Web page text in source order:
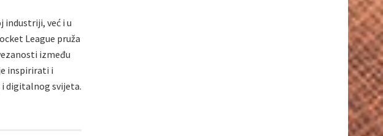
industriji, već i u
League pruža
između
inspirirati i
digitalnog svijeta.